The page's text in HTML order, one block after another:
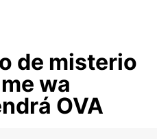
de misterio
wa
OVA